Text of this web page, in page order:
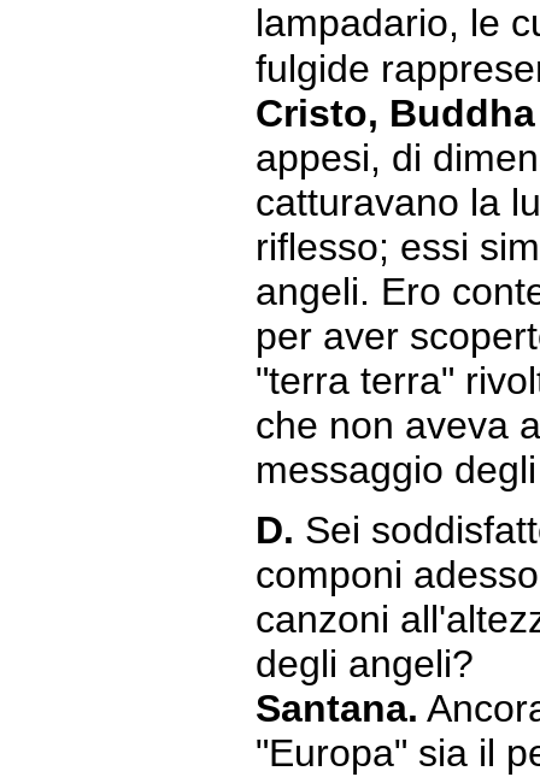
lampadario, le
fulgide
Cristo,
appesi, di
catturavano la
riflesso; essi
angeli. Ero
per aver
"terra terra"
che non aveva
messaggio
D. Sei
componi
canzoni
degli angeli?
Santana.
"Europa" sia il